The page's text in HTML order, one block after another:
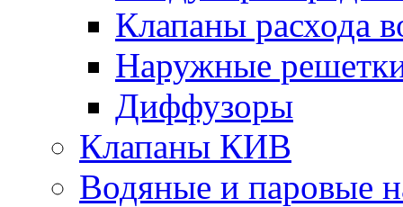
Клапаны расхода
Наружные
Диффузоры
Клапаны КИВ
Водяные и паровые